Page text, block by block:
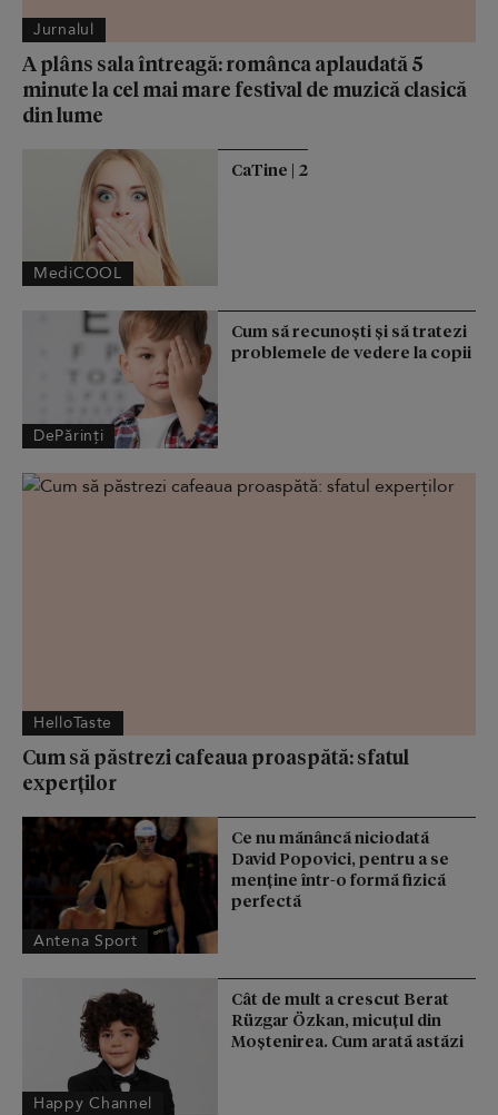
Jurnalul
A plâns sala întreagă: românca aplaudată 5
minute la cel mai mare festival de muzică clasică
din lume
MediCOOL
CaTine | 2
DePărinți
Cum să recunoști și să tratezi
problemele de vedere la copii
HelloTaste
Cum să păstrezi cafeaua proaspătă: sfatul
experților
Antena Sport
Ce nu mănâncă niciodată
David Popovici, pentru a se
menţine într-o formă fizică
perfectă
Happy Channel
Cât de mult a crescut Berat
Rüzgar Özkan, micuțul din
Moștenirea. Cum arată astăzi